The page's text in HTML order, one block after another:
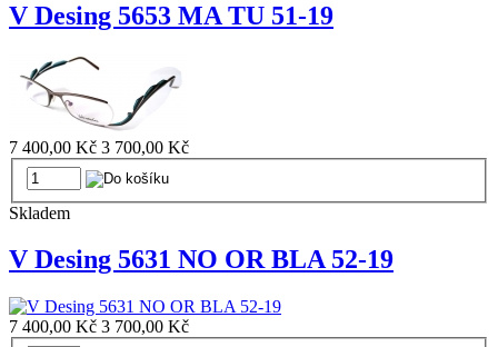
V Desing 5653 MA TU 51-19
7 400,00 Kč 3 700,00 Kč
Skladem
V Desing 5631 NO OR BLA 52-19
7 400,00 Kč 3 700,00 Kč